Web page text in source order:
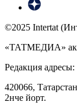
©2025 Intertat
«ТАТМЕДИА»
Редакция адресы:
420066,
2нче йорт.